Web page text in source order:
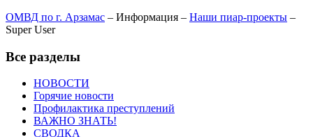
ОМВД по г. Арзамас – Информация – Наши пиар-проекты –
Super User
Все разделы
НОВОСТИ
Горячие новости
Профилактика преступлений
ВАЖНО ЗНАТЬ!
СВОДКА